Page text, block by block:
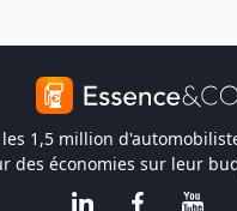
les 1,5 million
des économies sur leur